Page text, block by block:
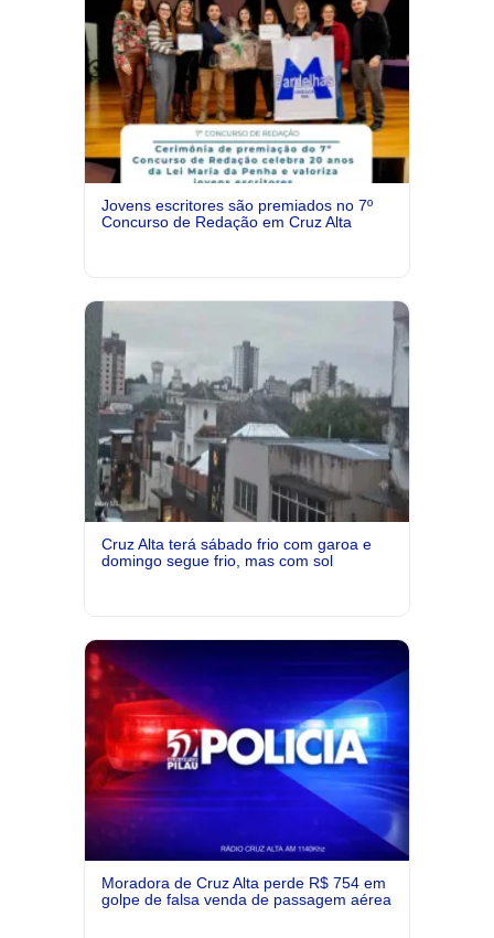
Jovens escritores são premiados no 7º
Concurso de Redação em Cruz Alta
Cruz Alta terá sábado frio com garoa e
domingo segue frio, mas com sol
Moradora de Cruz Alta perde R$ 754 em
golpe de falsa venda de passagem aérea